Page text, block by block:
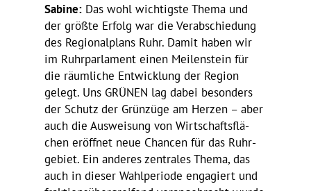
Sabine: Das wohl wich­tigste Thema und
der größte Erfolg war die Verab­schie­dung
des Regio­nal­plans Ruhr. Damit haben wir
im Ruhr­par­la­ment einen Meilen­stein für
die räum­liche Entwick­lung der Region
gelegt. Uns GRÜNEN lag dabei beson­ders
der Schutz der Grün­züge am Herzen – aber
auch die Auswei­sung von Wirt­schafts­flä­
chen eröffnet neue Chancen für das Ruhr­
ge­biet. Ein anderes zentrales Thema, das
auch in dieser Wahl­pe­riode enga­giert und